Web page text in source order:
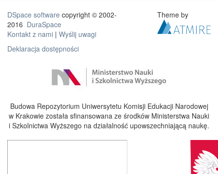
DSpace software copyright © 2002-
2016 DuraSpace
Kontakt z nami | Wyślij uwagi
Deklaracja dostępności
Theme by
Budowa Repozytorium Uniwersytetu Komisji Edukacji Narodowej
w Krakowie została sfinansowana ze środków Ministerstwa Nauki
i Szkolnictwa Wyższego na działalność upowszechniającą naukę.